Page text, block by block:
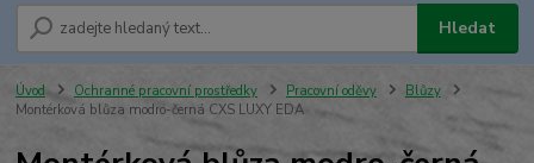
Hledat
Úvod Ochranné pracovní prostředky Pracovní oděvy
Blůzy
Montérková blůza modro-černá CXS LUXY EDA